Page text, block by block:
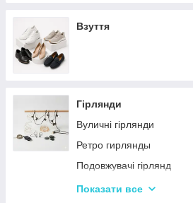
Взуття
Гірлянди
Вуличні гірлянди
Ретро гирлянды
Подовжувачі гірлянд
Хатні гірлянди
Показати все